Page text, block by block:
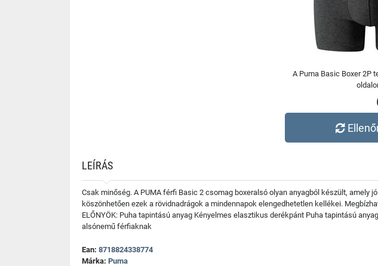
A Puma Basic Boxer 2P
LEÍRÁS
Csak minőség. A PUMA férfi Basic 2 csomag boxeralsó olyan anyagból készült,
köszönhetően ezek a rövidnadrágok a mindennapok elengedhetetlen kellékei.
ELŐNYÖK: Puha tapintású anyag Kényelmes elasztikus derékpánt Puha tapintású
alsónemű férfiaknak
Ean: 8718824338774
Márka: Puma